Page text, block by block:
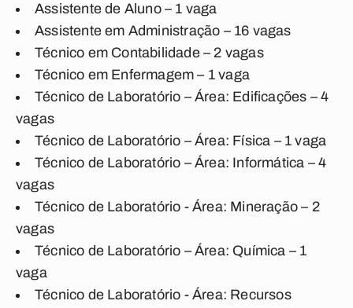
Assistente de Aluno – 1 vaga
Assistente em Administração – 16 vagas
Técnico em Contabilidade – 2 vagas
Técnico em Enfermagem – 1 vaga
Técnico de Laboratório – Área: Edificações – 4
vagas
Técnico de Laboratório – Área: Física – 1 vaga
Técnico de Laboratório – Área: Informática – 4
vagas
Técnico de Laboratório - Área: Mineração – 2
vagas
Técnico de Laboratório – Área: Química – 1
vaga
Técnico de Laboratório - Área: Recursos